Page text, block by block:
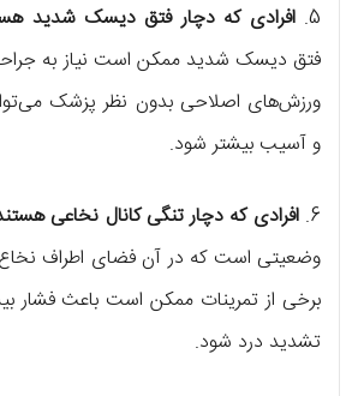
5. افرادی که دچار فتق دیسک شدید
فتق دیسک شدید ممکن است نیاز به
ورزش‌های اصلاحی بدون نظر پزشک
و آسیب بیشتر شود.
6. افرادی که دچار تنگی کانال نخاعی
وضعیتی است که در آن فضای اطراف
برخی از تمرینات ممکن است باعث فشار
تشدید درد شود.